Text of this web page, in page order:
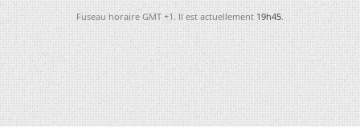
Fuseau horaire GMT +1. Il est actuellement19h45.